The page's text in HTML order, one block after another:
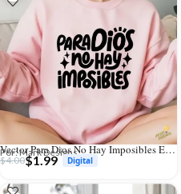
Vector Para Dios No Hay Imposibles Estilo Hand Lettering con Estrellas
Por: Mark Designs
$4.00$1.99